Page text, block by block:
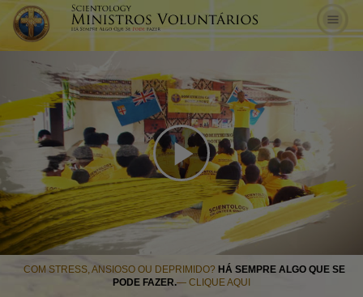
Play
Video
COM STRESS, ANSIOSO OU DEPRIMIDO? HÁ SEMPRE ALGO QUE SE
PODE FAZER.— CLIQUE AQUI